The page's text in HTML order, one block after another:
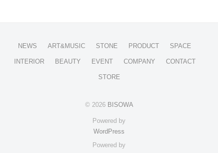
NEWS ART&MUSIC STONE PRODUCT SPACE
INTERIOR BEAUTY EVENT COMPANY CONTACT
STORE
© 2026 BISOWA
Powered by
WordPress
Powered by